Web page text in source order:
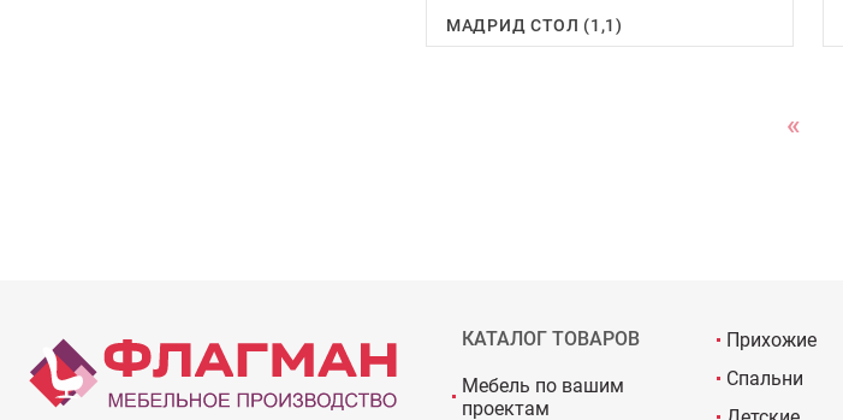
МАДРИД СТОЛ (1,1)
«
КАТАЛОГ ТОВАРОВ
Мебель по вашим
проектам
Прихожие
Спальни